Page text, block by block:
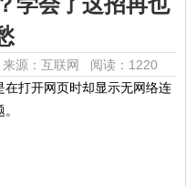
源：互联网 阅读：1220
打开网页时却显示无网络连